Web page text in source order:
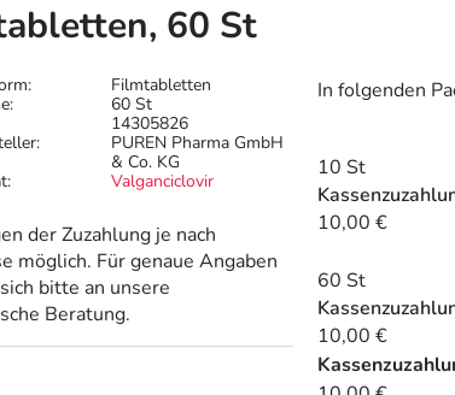
60 St
Filmtabletten
60 St
14305826
PUREN Pharma GmbH
& Co. KG
Valganciclovir
der Zuzahlung je nach
möglich. Für genaue Angaben
bitte an unsere
Beratung.
In folgenden
10 St
10,00 €
60 St
10,00 €